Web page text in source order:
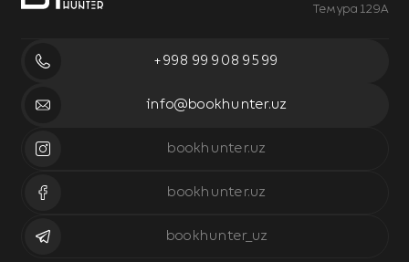
Темура 129А
+998 99 908 95 99
info@bookhunter.uz
bookhunter.uz
bookhunter.uz
bookhunter_uz